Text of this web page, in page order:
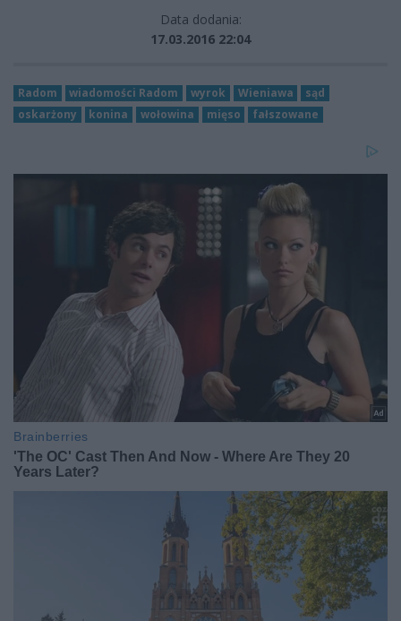
Data dodania:
17.03.2016 22:04
Radom wiadomości Radom wyrok Wieniawa
sąd
oskarżony
konina wołowina mięso fałszowane